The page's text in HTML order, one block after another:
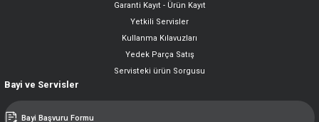
Garanti Kayıt - Ürün Kayıt
Yetkili Servisler
Kullanma Kılavuzları
Yedek Parça Satış
Servisteki ürün Sorgusu
Bayi ve Servisler
Bayi Başvuru Formu